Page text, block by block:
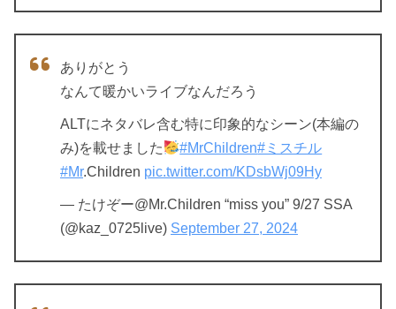
ありがとう
なんて暖かいライブなんだろう
ALTにネタバレ含む特に印象的なシーン(本編の
み)を載せました
#MrChildren#ミスチル
#Mr.Children pic.twitter.com/KDsbWj09Hy
— たけぞー@Mr.Children “miss you” 9/27 SSA
(@kaz_0725live) September 27, 2024